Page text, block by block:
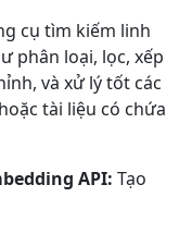
cụ tìm kiếm linh
phân loại, lọc, xếp
và xử lý tốt các
tài liệu có chứa
API: Tạo